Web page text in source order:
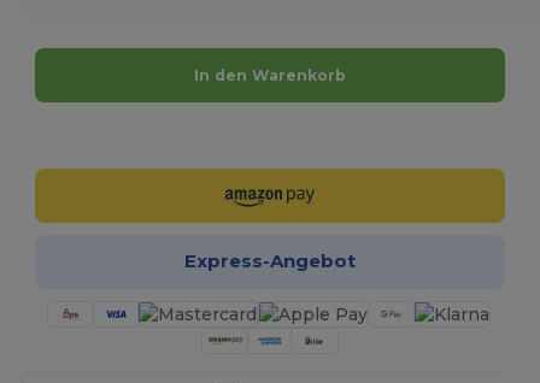
In den Warenkorb
Express-Angebot